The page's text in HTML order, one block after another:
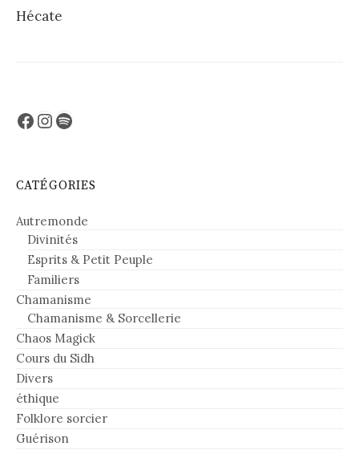
Hécate
Facebook
Instagram
Spotify
CATÉGORIES
Autremonde
Divinités
Esprits & Petit Peuple
Familiers
Chamanisme
Chamanisme & Sorcellerie
Chaos Magick
Cours du Sidh
Divers
éthique
Folklore sorcier
Guérison